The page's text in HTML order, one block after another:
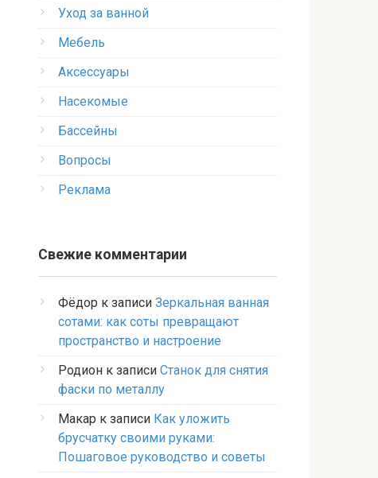
Уход за ванной
Мебель
Аксессуары
Насекомые
Бассейны
Вопросы
Реклама
Свежие комментарии
Фёдор к записи Зеркальная ванная
сотами: как соты превращают
пространство и настроение
Родион к записи Станок для снятия
фаски по металлу
Макар к записи Как уложить
брусчатку своими руками:
Пошаговое руководство и советы